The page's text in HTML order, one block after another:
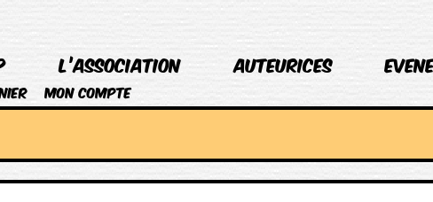
L’association Auteurices
Mon compte